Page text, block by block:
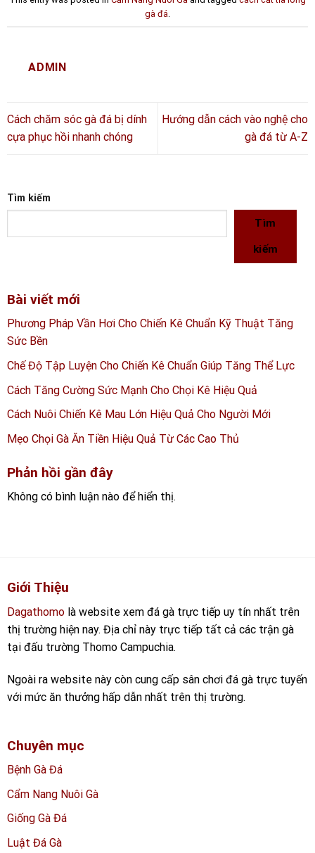
gà đá
ADMIN
Cách chăm sóc gà đá bị dính
cựa phục hồi nhanh chóng
Hướng dẫn cách vào nghệ cho
gà đá từ A-Z
Tìm kiếm
Tìm
kiếm
Bài viết mới
Phương Pháp Vần Hơi Cho Chiến Kê Chuẩn Kỹ Thuật Tăng
Sức Bền
Chế Độ Tập Luyện Cho Chiến Kê Chuẩn Giúp Tăng Thể Lực
Cách Tăng Cường Sức Mạnh Cho Chọi Kê Hiệu Quả
Cách Nuôi Chiến Kê Mau Lớn Hiệu Quả Cho Người Mới
Mẹo Chọi Gà Ăn Tiền Hiệu Quả Từ Các Cao Thủ
Phản hồi gần đây
Không có bình luận nào để hiển thị.
Giới Thiệu
Dagathomo là website xem đá gà trực tiếp uy tín nhất trên
thị trường hiện nay. Địa chỉ này trực tiếp tất cả các trận gà
tại đấu trường Thomo Campuchia.
Ngoài ra website này còn cung cấp sân chơi đá gà trực tuyến
với mức ăn thưởng hấp dẫn nhất trên thị trường.
Chuyên mục
Bệnh Gà Đá
Cẩm Nang Nuôi Gà
Giống Gà Đá
Luật Đá Gà